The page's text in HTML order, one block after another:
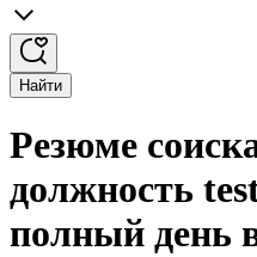
Найти
Резюме
должность
полный день